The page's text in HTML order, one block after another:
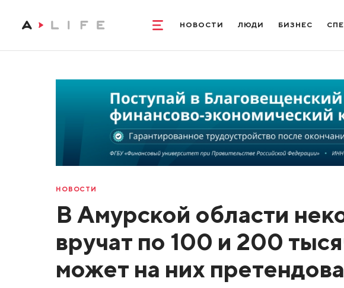
НОВОСТИ ЛЮДИ БИЗНЕС
НОВОСТИ
В Амурской области
вручат по 100 и 200
может на них